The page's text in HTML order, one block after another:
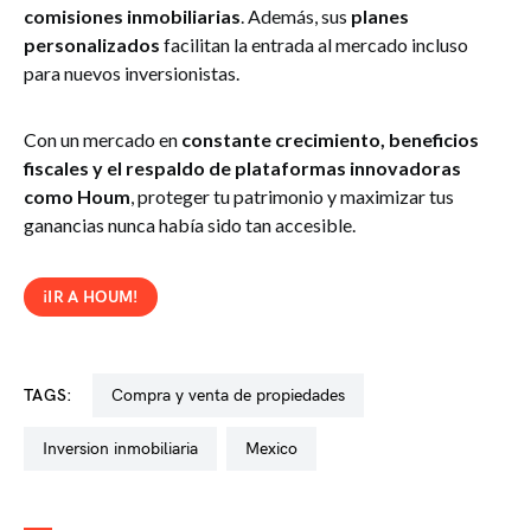
comisiones inmobiliarias. Además, sus planes
personalizados facilitan la entrada al mercado incluso
para nuevos inversionistas.
Con un mercado en constante crecimiento, beneficios
fiscales y el respaldo de plataformas innovadoras
como Houm, proteger tu patrimonio y maximizar tus
ganancias nunca había sido tan accesible.
¡IR A HOUM!
TAGS: compra y venta de propiedades
inversion inmobiliaria mexico